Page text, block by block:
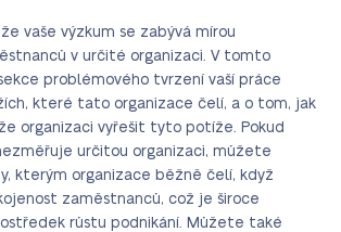
vaše výzkum se zabývá mírou
v určité organizaci. V tomto
problémového tvrzení vaší práce
které tato organizace čelí, a o tom, jak
organizaci vyřešit tyto potíže. Pokud
určitou organizaci, můžete
kterým organizace běžně čelí, když
zaměstnanců, což je široce
růstu podnikání. Můžete také